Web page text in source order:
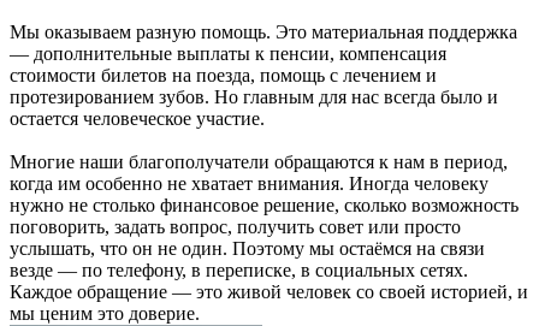
Мы оказываем разную помощь. Это материальная поддержка
— дополнительные выплаты к пенсии, компенсация
стоимости билетов на поезда, помощь с лечением и
протезированием зубов. Но главным для нас всегда было и
остается человеческое участие.
Многие наши благополучатели обращаются к нам в период,
когда им особенно не хватает внимания. Иногда человеку
нужно не столько финансовое решение, сколько возможность
поговорить, задать вопрос, получить совет или просто
услышать, что он не один. Поэтому мы остаёмся на связи
везде — по телефону, в переписке, в социальных сетях.
Каждое обращение — это живой человек со своей историей, и
мы ценим это доверие.